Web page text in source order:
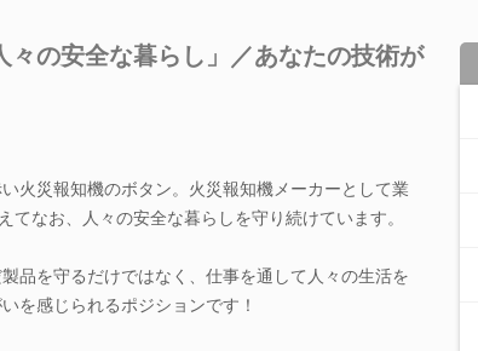
の安全な暮らし」／あなたの技術が
火災報知機のボタン。火災報知機メーカーとして業
なお、人々の安全な暮らしを守り続けています。
品を守るだけではなく、仕事を通して人々の生活を
を感じられるポジションです！